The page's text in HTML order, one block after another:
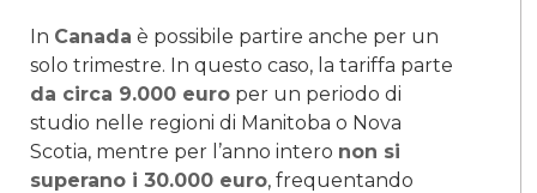
In Canada è possibile partire anche per un
solo trimestre. In questo caso, la tariffa parte
da circa 9.000 euro per un periodo di
studio nelle regioni di Manitoba o Nova
Scotia, mentre per l’anno intero non si
superano i 30.000 euro, frequentando